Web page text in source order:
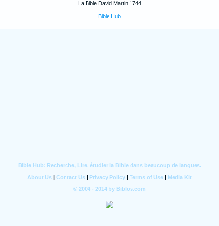
La Bible David Martin 1744
Bible Hub